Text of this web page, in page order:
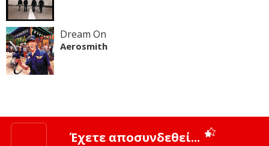
Dream On
Aerosmith
Έχετε αποσυνδεθεί...